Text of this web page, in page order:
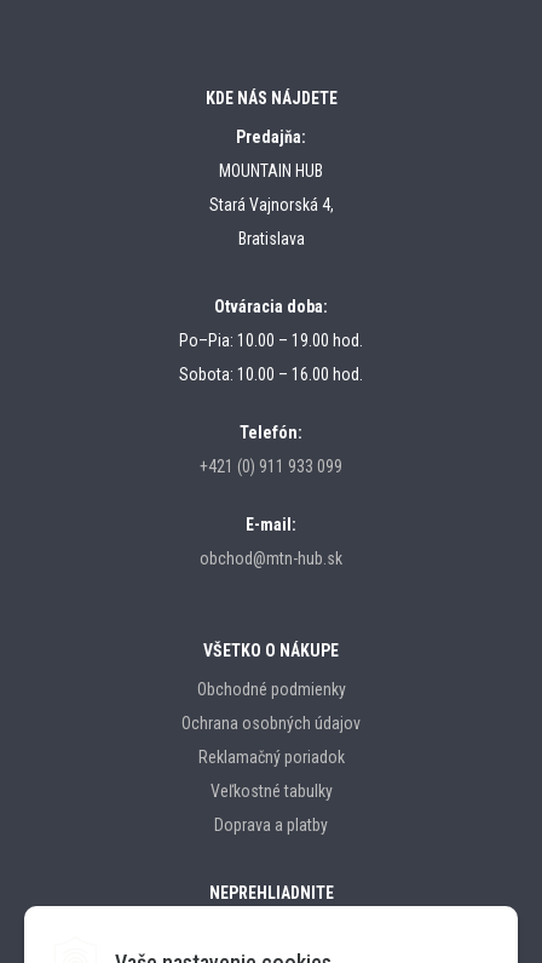
KDE NÁS NÁJDETE
Predajňa:
MOUNTAIN HUB
Stará Vajnorská 4,
Bratislava
Otváracia doba:
Po–Pia: 10.00 – 19.00 hod.
Sobota: 10.00 – 16.00 hod.
Telefón:
+421 (0) 911 933 099
E-mail:
obchod@mtn-hub.sk
VŠETKO O NÁKUPE
Obchodné podmienky
Ochrana osobných údajov
Reklamačný poriadok
Veľkostné tabulky
Doprava a platby
NEPREHLIADNITE